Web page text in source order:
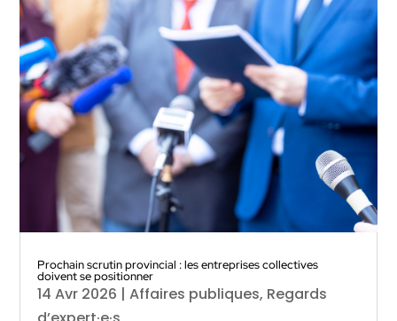
Prochain scrutin provincial : les entreprises collectives
doivent se positionner
14 Avr 2026 |Affaires publiques, Regards